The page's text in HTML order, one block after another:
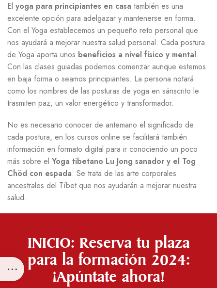
El yoga para principiantes en casa también es una
excelente opción para adelgazar y mantenerse en forma.
Con el Yoga establecemos un pequeño reto personal que
nos ayudará a mejorar nuestra salud personal. Cada postura
de Yoga aporta unos beneficios a nivel físico y mental.
Con las clases guiadas podemos comenzar aunque estemos
en baja forma o seamos principiantes. La persona notará
como los nombres de las posturas de yoga en sánscrito le
trasmiten paz, un valor energético y transformador.
No es necesario conocer de antemano el significado de
cada postura, en los cursos online se facilitará también
información en formato digital para ir conociendo un poco
más sobre el Yoga tibetano Lu Jong sanador y el Tog
Chöd con espada. Se trata de las arte corporales
ancestrales del Tíbet que nos ayudarán a mejorar nuestra
salud.
INICIO: Reserva tu plaza
para la formación 2024:
¡Apúntate ahora!